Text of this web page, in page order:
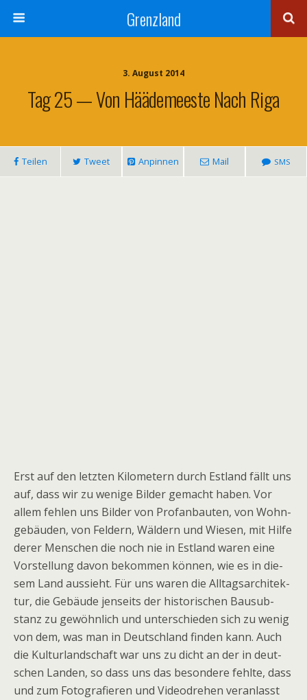
Grenzland
3. August 2014
Tag 25 — Von Häädemeeste Nach Riga
Tei­len Tweet Anpin­nen Mail SMS
Erst auf den letz­ten Kilo­me­tern durch Est­land fällt uns
auf, dass wir zu wenige Bil­der gemacht haben. Vor
allem feh­len uns Bil­der von Pro­fan­bau­ten, von Wohn­
ge­bäu­den, von Fel­dern, Wäl­dern und Wie­sen, mit Hilfe
derer Men­schen die noch nie in Est­land waren eine
Vor­stel­lung davon bekom­men kön­nen, wie es in die­
sem Land aus­sieht. Für uns waren die All­tags­ar­chi­tek­
tur, die Gebäude jen­seits der his­to­ri­schen Bau­sub­
stanz zu gewöhn­lich und unter­schie­den sich zu wenig
von dem, was man in Deutsch­land fin­den kann. Auch
die Kul­tur­land­schaft war uns zu dicht an der in deut­
schen Lan­den, so dass uns das beson­dere fehlte, dass
und zum Foto­gra­fie­ren und Video­dre­hen ver­an­lasst